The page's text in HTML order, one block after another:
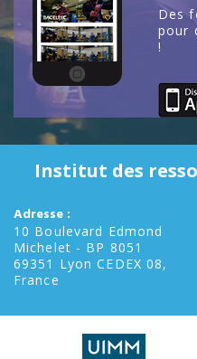
Des
pour
!
Institut des
Adresse :
10 Boulevard Edmond
Michelet - BP 8051
69351 Lyon CEDEX 08,
France